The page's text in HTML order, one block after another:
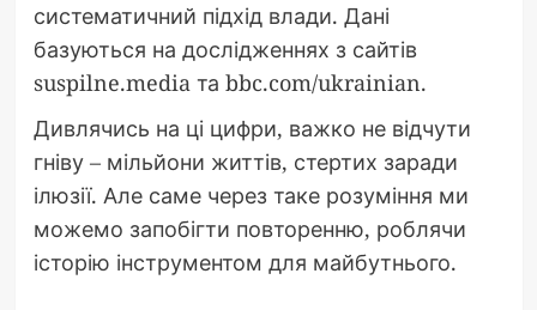
систематичний підхід влади. Дані
базуються на дослідженнях з сайтів
suspilne.media та bbc.com/ukrainian.
Дивлячись на ці цифри, важко не відчути
гніву – мільйони життів, стертих заради
ілюзії. Але саме через таке розуміння ми
можемо запобігти повторенню, роблячи
історію інструментом для майбутнього.